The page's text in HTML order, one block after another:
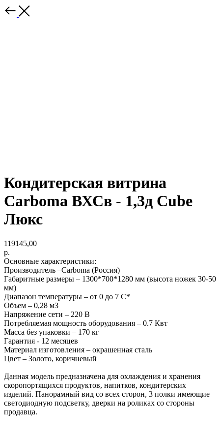
Кондитерская витрина
Carboma ВХСв - 1,3д Cube
Люкс
119145,00
р.
Основные характеристики:
Производитель –Carboma (Россия)
Габаритные размеры – 1300*700*1280 мм (высота ножек 30-50
мм)
Диапазон температуры – от 0 до 7 С*
Объем – 0,28 м3
Напряжение сети – 220 В
Потребляемая мощность оборудования – 0.7 Квт
Масса без упаковки – 170 кг
Гарантия - 12 месяцев
Материал изготовления – окрашенная сталь
Цвет – Золото, коричневый
Данная модель предназначена для охлаждения и хранения
скоропортящихся продуктов, напитков, кондитерских
изделий. Панорамный вид со всех сторон, 3 полки имеющие
светодиодную подсветку, дверки на роликах со стороны
продавца.